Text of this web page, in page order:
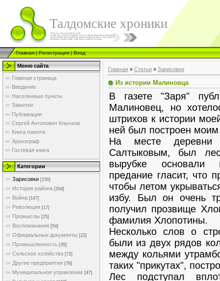
Талдомские хроники
Главная|Регистрация|Вход
Меню сайта
Главная страница
Введение
Населенные пункты
Заметки
Публикации
Сергей Антонович Клычков
Книга памяти
Хронограф
Гостевая книга
Категории
Зарисовки [150]
История района [204]
Война [147]
Революция [17]
Промыслы [25]
Воспоминания [54]
Официальные документы [22]
Промышленность [35]
Сельское хозяйство [72]
Другие предприятия [78]
Муниципальное управление [47]
Главная » Статьи » Зарисовки
Из истории Малиновца
В газете "Заря"
Малиновец, но
штрихов к истории
ней был построен
На месте деревни
Салтыковым, был
вырубке основали
предание гласит, что
чтобы летом
избу. Был он очень
получил прозвище
фамилия Хлопотины.
Несколько слов о
были из двух рядов
между кольями
таких "прикутах",
Лес подступал